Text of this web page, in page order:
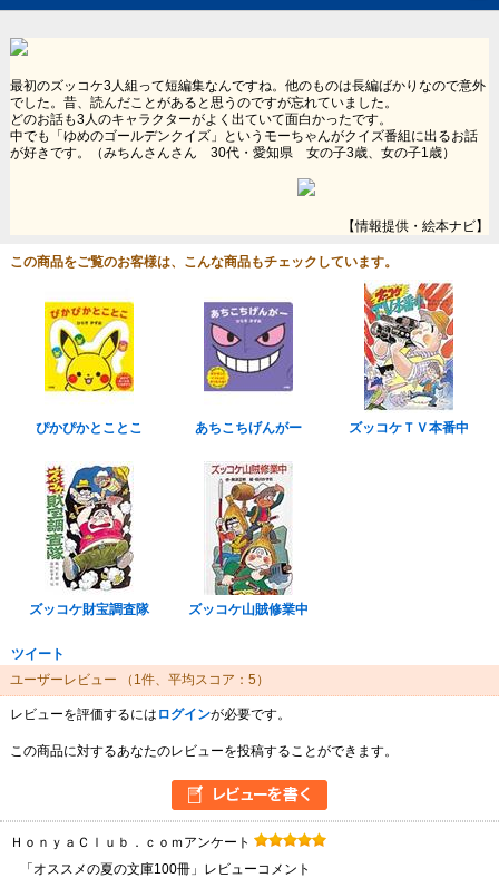
最初のズッコケ3人組って短編集なんですね。他のものは長編ばかりなので意外
でした。昔、読んだことがあると思うのですが忘れていました。
どのお話も3人のキャラクターがよく出ていて面白かったです。
中でも「ゆめのゴールデンクイズ」というモーちゃんがクイズ番組に出るお話
が好きです。（みちんさんさん 30代・愛知県 女の子3歳、女の子1歳）
【情報提供・絵本ナビ】
この商品をご覧のお客様は、こんな商品もチェックしています。
ぴかぴかとことこ あちこちげんがー ズッコケＴＶ本番中
ズッコケ財宝調査隊 ズッコケ山賊修業中
ツイート
ユーザーレビュー
（1件、平均スコア：5）
レビューを評価するには ログインが必要です。
この商品に対するあなたのレビューを投稿することができます。
ＨｏｎｙａＣｌｕｂ．ｃｏｍアンケート
「オススメの夏の文庫100冊」レビューコメント